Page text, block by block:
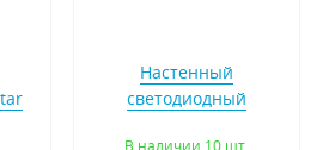
Настенный
светодиодный
В наличии 10 шт.